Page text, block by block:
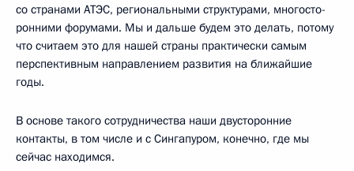
со странами АТЭС, региональными структурами, многосто­
ронними фору­мами. Мы и дальше будем это делать, потому
что считаем это для нашей страны практически самым
перспективным направлением развития на ближайшие
годы.
В основе такого сотрудничества наши двусторонние
контакты, в том числе и с Сингапуром, конечно, где мы
сейчас находимся.